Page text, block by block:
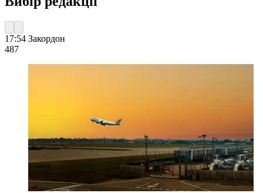
17:54 Закордон
487